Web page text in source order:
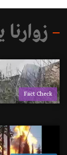
Fact Check